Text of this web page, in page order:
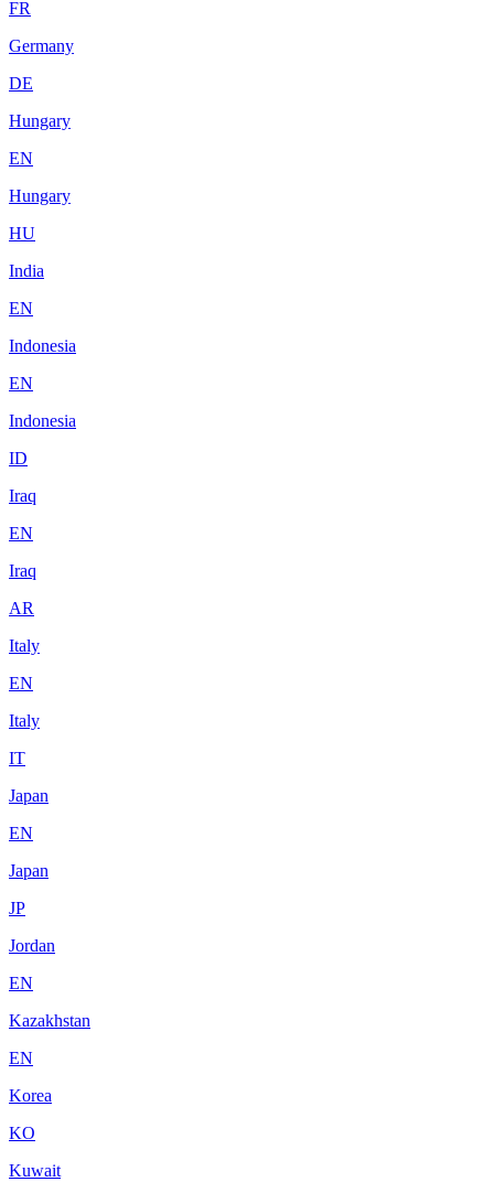
FR
Germany
DE
Hungary
EN
Hungary
HU
India
EN
Indonesia
EN
Indonesia
ID
Iraq
EN
Iraq
AR
Italy
EN
Italy
IT
Japan
EN
Japan
JP
Jordan
EN
Kazakhstan
EN
Korea
KO
Kuwait